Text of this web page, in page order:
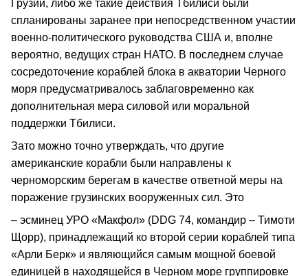
Грузии, либо же такие действия Тбилиси были
спланированы заранее при непосредственном участии
военно-политического руководства США и, вполне
вероятно, ведущих стран НАТО. В последнем случае
сосредоточение кораблей блока в акватории Черного
моря предусматривалось заблаговременно как
дополнительная мера силовой или моральной
поддержки Тбилиси.
Зато можно точно утверждать, что другие
американские корабли были направлены к
черноморским берегам в качестве ответной меры на
поражение грузинских вооруженных сил. Это
– эсминец УРО «Макфол» (DDG 74, командир – Тимоти
Щорр), принадлежащий ко второй серии кораблей типа
«Арли Берк» и являющийся самым мощной боевой
единицей в находящейся в Черном море группировке